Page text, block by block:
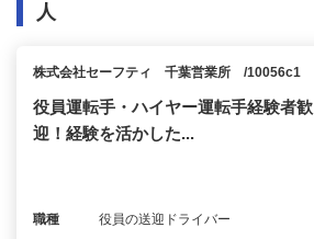
人
株式会社セーフティ 千葉営業所 /10056c1
役員運転手・ハイヤー運転手経験者歓
迎！経験を活かした...
職種 役員の送迎ドライバー